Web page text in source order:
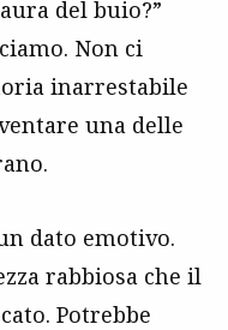
del buio?”
Non ci
inarrestabile
una delle
dato emotivo.
rabbiosa che il
Potrebbe